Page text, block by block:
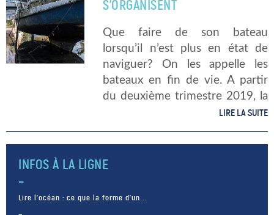
S’ORGANISENT
Que faire de son bateau
lorsqu’il n’est plus en état de
naviguer? On les appelle les
bateaux en fin de vie. A partir
du deuxième trimestre 2019, la
déconstruction des bateaux de
gratuite pour le […]
LIRE LA SUITE
INFOS À LA LIGNE
Lire l’océan : ce que la forme d’un...